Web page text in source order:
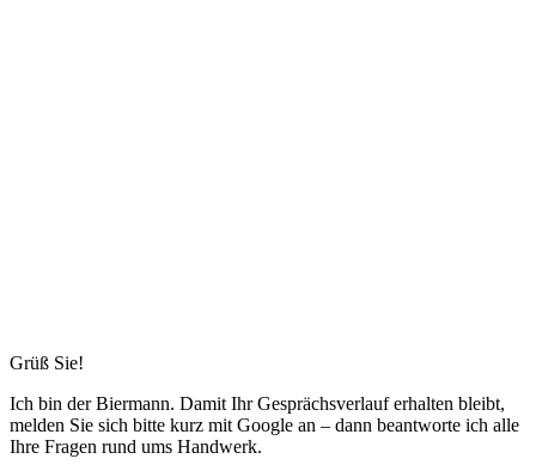
Grüß Sie!
Ich bin der Biermann. Damit Ihr Gesprächsverlauf erhalten bleibt,
melden Sie sich bitte kurz mit Google an – dann beantworte ich alle
Ihre Fragen rund ums Handwerk.